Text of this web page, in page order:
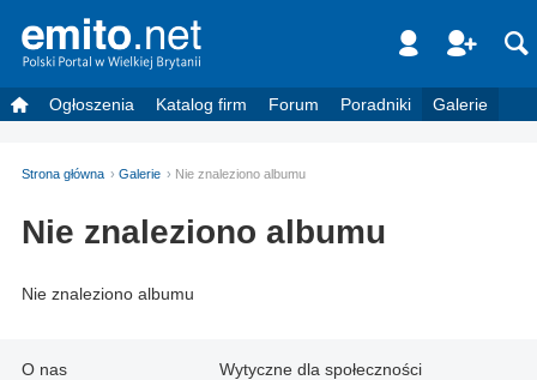
Ogłoszenia Katalog firm Forum Poradniki Galerie
Strona główna Galerie Nie znaleziono albumu
Nie znaleziono albumu
Nie znaleziono albumu
O nas Wytyczne dla społeczności